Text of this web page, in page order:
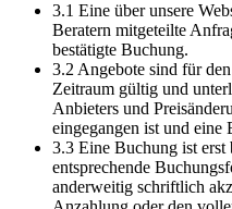
3.1 Eine über unsere
Beratern mitgeteilte
bestätigte Buchung.
3.2 Angebote sind für
Zeitraum gültig und
Anbieters und
eingegangen ist und eine
3.3 Eine Buchung ist erst
entsprechende
anderweitig schriftlich